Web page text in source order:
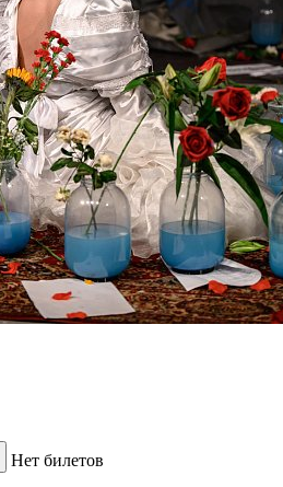
Нет билетов